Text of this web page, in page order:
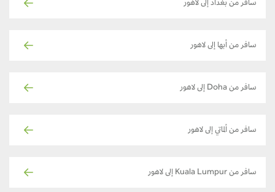
سافر من بغداد إلى لاهور
سافر من أبها إلى لاهور
سافر من Doha إلى لاهور
سافر من ألماتي إلى لاهور
سافر من Kuala Lumpur إلى لاهور